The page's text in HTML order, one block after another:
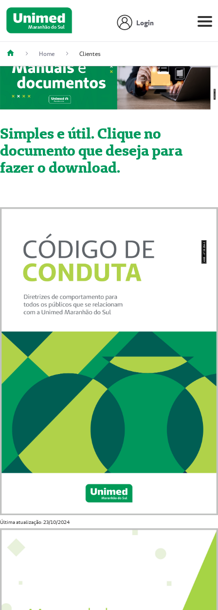
Login
Home Clientes
Simples e útil. Clique no
documento que deseja para
fazer o download.
Última atualização: 23/10/2024